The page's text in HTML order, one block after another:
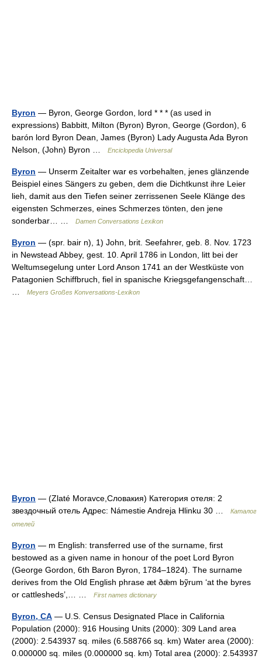
Byron — Byron, George Gordon, lord * * * (as used in
expressions) Babbitt, Milton (Byron) Byron, George (Gordon), 6
barón lord Byron Dean, James (Byron) Lady Augusta Ada Byron
Nelson, (John) Byron …
Enciclopedia Universal
Byron — Unserm Zeitalter war es vorbehalten, jenes glänzende
Beispiel eines Sängers zu geben, dem die Dichtkunst ihre Leier
lieh, damit aus den Tiefen seiner zerrissenen Seele Klänge des
eigensten Schmerzes, eines Schmerzes tönten, den jene
sonderbar… …
Damen Conversations Lexikon
Byron — (spr. bair n), 1) John, brit. Seefahrer, geb. 8. Nov. 1723
in Newstead Abbey, gest. 10. April 1786 in London, litt bei der
Weltumsegelung unter Lord Anson 1741 an der Westküste von
Patagonien Schiffbruch, fiel in spanische Kriegsgefangenschaft…
Meyers Großes Konversations-Lexikon
Byron — (Zlaté Moravce,Словакия) Категория отеля: 2
звездочный отель Адрес: Námestie Andreja Hlinku 30 …
Каталог
отелей
Byron — m English: transferred use of the surname, first
bestowed as a given name in honour of the poet Lord Byron
(George Gordon, 6th Baron Byron, 1784–1824). The surname
derives from the Old English phrase æt ðǣm bỹrum ‘at the byres
or cattlesheds’,… …
First names dictionary
Byron, CA — U.S. Census Designated Place in California
Population (2000): 916 Housing Units (2000): 309 Land area
(2000): 2.543937 sq. miles (6.588766 sq. km) Water area (2000):
0.000000 sq. miles (0.000000 sq. km) Total area (2000): 2.543937